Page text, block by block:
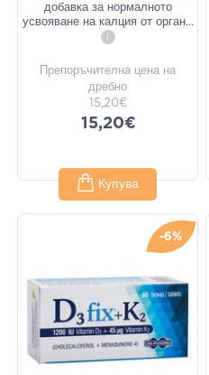
добавка за нормалното
усвояване на калция от орган...
i
Препоръчителна цена на
дребно
15,20€
15,20€
Купува
-6%